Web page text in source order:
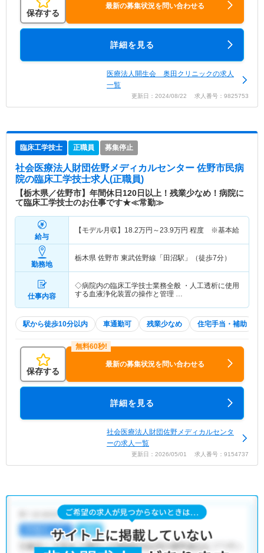
保存する
最新の募集状況を問い合わせる
詳細を見る
医療法人開生会 奥田クリニックの求人
一覧
更新日：2024/08/22 求人番号：9825753
臨床工学技士 正職員 募集停止
社会医療法人財団佐野メディカルセンター 佐野市民病
院の臨床工学技士求人(正職員)
【栃木県／佐野市】年間休日120日以上！残業少なめ！病院に
て臨床工学技士のお仕事です★≪常勤≫
給与
【モデル月収】 18.2万円～23.9万円 程度 ※基本給
勤務地
栃木県 佐野市 東武佐野線「田沼駅」（徒歩7分）
仕事内容
◇病院内の臨床工学技士業務全般 ・人工透析に使用
する血液浄化装置の操作と管理 …
駅から徒歩10分以内 車通勤可 残業少なめ 住宅手当・補助
保存する
最新の募集状況を問い合わせる
詳細を見る
社会医療法人財団佐野メディカルセンタ
ーの求人一覧
更新日：2026/05/01 求人番号：9154737